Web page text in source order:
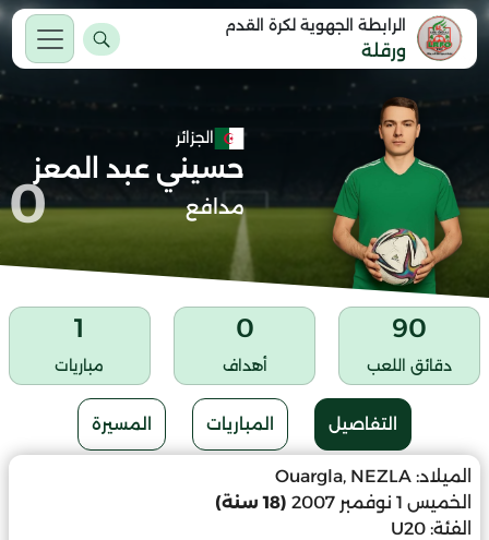
الرابطة الجهوية لكرة القدم
ورقلة
الجزائر
حسيني عبد المعز
مدافع 0
90
دقائق اللعب
0
أهداف
1
مباريات
التفاصيل المباريات المسيرة
الميلاد: Ouargla, NEZLA
الخميس 1 نوفمبر 2007
(18 سنة)
الفئة: U20